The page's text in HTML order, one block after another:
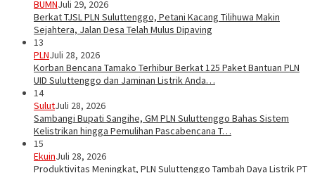
BUMNJuli 29, 2026
Berkat TJSL PLN Suluttenggo, Petani Kacang Tilihuwa Makin
Sejahtera, Jalan Desa Telah Mulus Dipaving
13
PLNJuli 28, 2026
Korban Bencana Tamako Terhibur Berkat 125 Paket Bantuan PLN
UID Suluttenggo dan Jaminan Listrik Anda…
14
SulutJuli 28, 2026
Sambangi Bupati Sangihe, GM PLN Suluttenggo Bahas Sistem
Kelistrikan hingga Pemulihan Pascabencana T…
15
EkuinJuli 28, 2026
Produktivitas Meningkat, PLN Suluttenggo Tambah Daya Listrik PT